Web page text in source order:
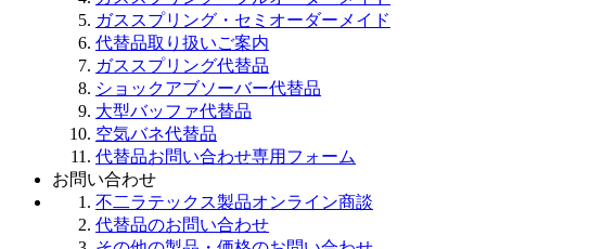
ガススプリング・セミオーダーメイド
代替品取り扱いご案内
ガススプリング代替品
ショックアブソーバー代替品
大型バッファ代替品
空気バネ代替品
代替品お問い合わせ専用フォーム
お問い合わせ
不二ラテックス製品オンライン商談
代替品のお問い合わせ